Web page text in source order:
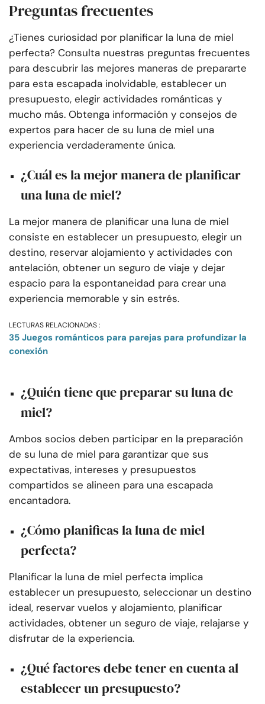
Preguntas frecuentes
¿Tienes curiosidad por planificar la luna de miel
perfecta? Consulta nuestras preguntas frecuentes
para descubrir las mejores maneras de prepararte
para esta escapada inolvidable, establecer un
presupuesto, elegir actividades románticas y
mucho más. Obtenga información y consejos de
expertos para hacer de su luna de miel una
experiencia verdaderamente única.
¿Cuál es la mejor manera de planificar
una luna de miel?
La mejor manera de planificar una luna de miel
consiste en establecer un presupuesto, elegir un
destino, reservar alojamiento y actividades con
antelación, obtener un seguro de viaje y dejar
espacio para la espontaneidad para crear una
experiencia memorable y sin estrés.
LECTURAS RELACIONADAS :
35 Juegos románticos para parejas para profundizar la
conexión
¿Quién tiene que preparar su luna de
miel?
Ambos socios deben participar en la preparación
de su luna de miel para garantizar que sus
expectativas, intereses y presupuestos
compartidos se alineen para una escapada
encantadora.
¿Cómo planificas la luna de miel
perfecta?
Planificar la luna de miel perfecta implica
establecer un presupuesto, seleccionar un destino
ideal, reservar vuelos y alojamiento, planificar
actividades, obtener un seguro de viaje, relajarse y
disfrutar de la experiencia.
¿Qué factores debe tener en cuenta al
establecer un presupuesto?